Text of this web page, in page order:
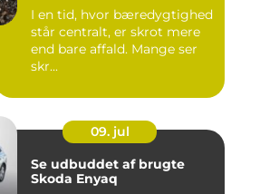
I en tid, hvor bæredygtighed
står centralt, er skrot mere
end bare affald. Mange ser
skr...
09. jul
Se udbuddet af brugte
Skoda Enyaq